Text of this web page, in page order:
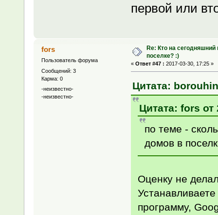
первой или
fors
Пользователь форума
Сообщений: 3
Карма: 0
-неизвестно-
-неизвестно-
Re: Кто на
поселке? :)
« Ответ #47 : 2017-03-30, 17:25 »
Цитата:
Цитата: fors от
по теме -
домов в
Оценку не
программу,